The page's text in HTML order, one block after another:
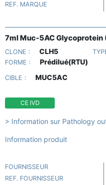
REF. MARQUE
7ml Muc-5AC Glycoprotein
CLONE : CLH5
FORME : Prédilué(RTU)
CIBLE : MUC5AC
CE IVD
> Information sur Pathology
Information produit
FOURNISSEUR
REF. FOURNISSEUR